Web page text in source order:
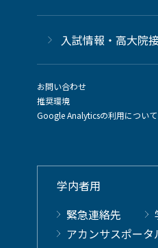
⼊試情報・高大院
お問い合わせ
推奨環境
Google Analyticsの利用について
学内者用
緊急連絡先
アカンサスポータ